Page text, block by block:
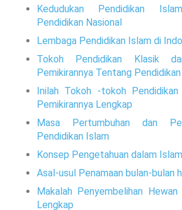
Kedudukan Pendidikan
Pendidikan Nasional
Lembaga Pendidikan Islam di
Tokoh Pendidikan Klasik
Pemikirannya Tentang Pendidikan
Inilah Tokoh -tokoh
Pemikirannya Lengkap
Masa Pertumbuhan dan
Pendidikan Islam
Konsep Pengetahuan dalam Islam
Asal-usul Penamaan bulan-bulan
Makalah Penyembelihan
Lengkap